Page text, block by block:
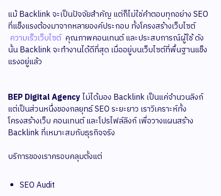
แม้ Backlink จะเป็นปัจจัยสำคัญ แต่ก็ไม่ใช่คำตอบทุกอย่าง SEO
ที่แข็งแรงต้องมาจากหลายองค์ประกอบ ทั้งโครงสร้างเว็บไซต์
ความเร็วเว็บไซต์ คุณภาพคอนเทนต์ และประสบการณ์ผู้ใช้ ดัง
นั้น Backlink จะทำงานได้ดีที่สุด เมื่ออยู่บนเว็บไซต์ที่พื้นฐานแข็ง
แรงอยู่แล้ว
BEP Digital Agencyไม่ได้มอง Backlink เป็นแค่จำนวนลิงก์
แต่เป็นส่วนหนึ่งของกลยุทธ์ SEO ระยะยาว เราวิเคราะห์ทั้ง
โครงสร้างเว็บ คอนเทนต์ และโปรไฟล์ลิงก์ เพื่อวางแผนสร้าง
Backlink ที่เหมาะสมกับธุรกิจจริง
บริการของเราครอบคลุมตั้งแต่
SEO Audit